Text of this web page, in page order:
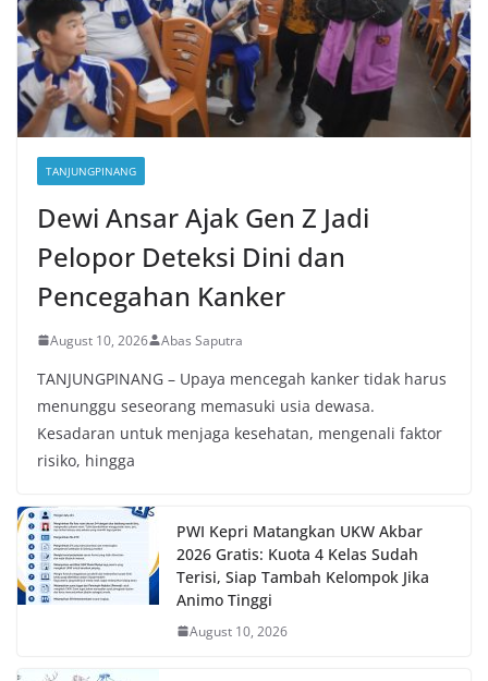
TANJUNGPINANG
Dewi Ansar Ajak Gen Z Jadi
Pelopor Deteksi Dini dan
Pencegahan Kanker
August 10, 2026 Abas Saputra
TANJUNGPINANG – Upaya mencegah kanker tidak harus
menunggu seseorang memasuki usia dewasa.
Kesadaran untuk menjaga kesehatan, mengenali faktor
risiko, hingga
PWI Kepri Matangkan UKW Akbar
2026 Gratis: Kuota 4 Kelas Sudah
Terisi, Siap Tambah Kelompok Jika
Animo Tinggi
August 10, 2026